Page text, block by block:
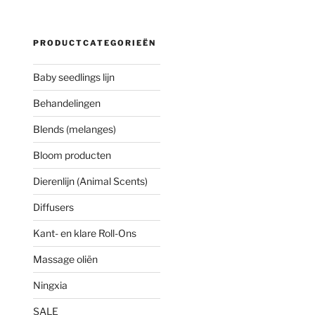
PRODUCTCATEGORIEËN
Baby seedlings lijn
Behandelingen
Blends (melanges)
Bloom producten
Dierenlijn (Animal Scents)
Diffusers
Kant- en klare Roll-Ons
Massage oliën
Ningxia
SALE